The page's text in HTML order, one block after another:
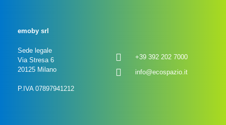
emoby srl
Sede legale
Via Stresa 6
20125 Milano
P.IVA 07897941212
+39 392 202 7000
info@ecospazio.it